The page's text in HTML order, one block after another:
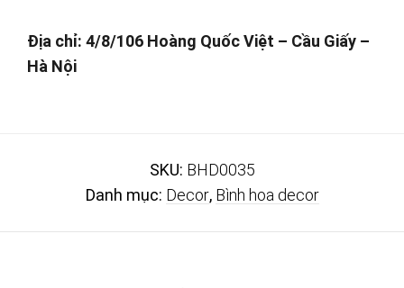
Địa chỉ: 4/8/106 Hoàng Quốc Việt – Cầu Giấy –
Hà Nội
SKU: BHD0035
Danh mục: Decor, Bình hoa decor